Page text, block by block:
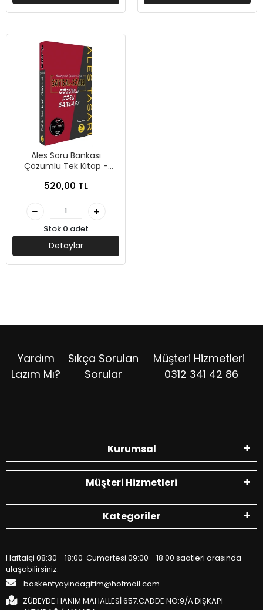
Ales Soru Bankası
Çözümlü Tek Kitap -
520,00 TL
Stok 0 adet
Detaylar
Yardım
Lazım Mı?
Sıkça Sorulan
Sorular
Müşteri Hizmetleri
0312 341 42 86
Kurumsal
Müşteri Hizmetleri
Kategoriler
Haftaiçi 08:30 - 18:00 Cumartesi 09:00 - 18:00 saatleri arasında
ulaşabilirsiniz.
baskentyayindagitim@hotmail.com
ZÜBEYDE HANIM MAHALLESİ 657.CADDE NO:9/A DIŞKAPI